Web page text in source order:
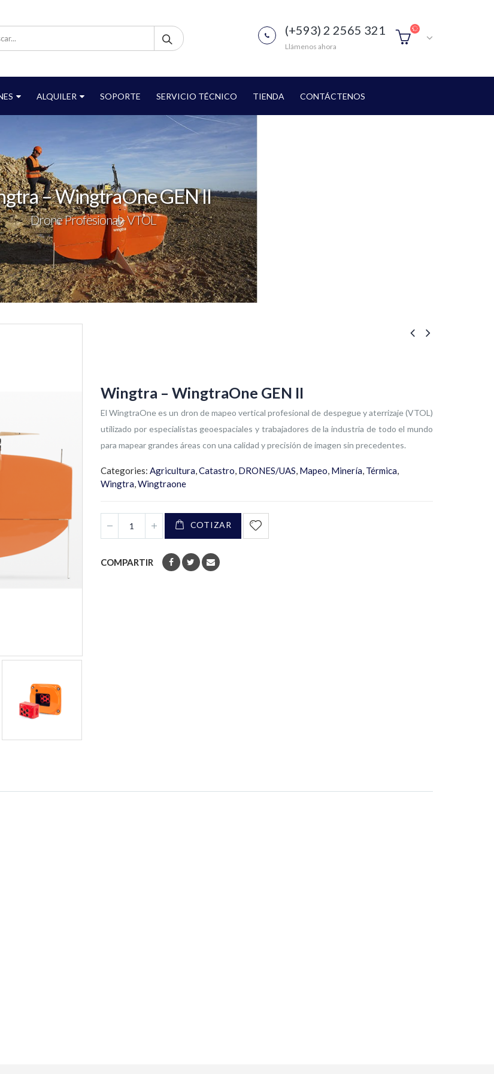
(+593) 2 2565 321
Llámenos ahora
ALQUILER SOPORTE SERVICIO TÉCNICO TIENDA CONTÁCTENOS
– WingtraOne GEN II
Drone Profesional - VTOL
Wingtra – WingtraOne GEN II
El WingtraOne es un dron de mapeo vertical profesional de despegue y aterrizaje (VTOL)
utilizado por especialistas geoespaciales y trabajadores de la industria de todo el mundo
para mapear grandes áreas con una calidad y precisión de imagen sin precedentes.
Categories: Agricultura,Catastro, DRONES/UAS, Mapeo, Minería, Térmica,
Wingtra,Wingtraone
COTIZAR
COMPARTIR